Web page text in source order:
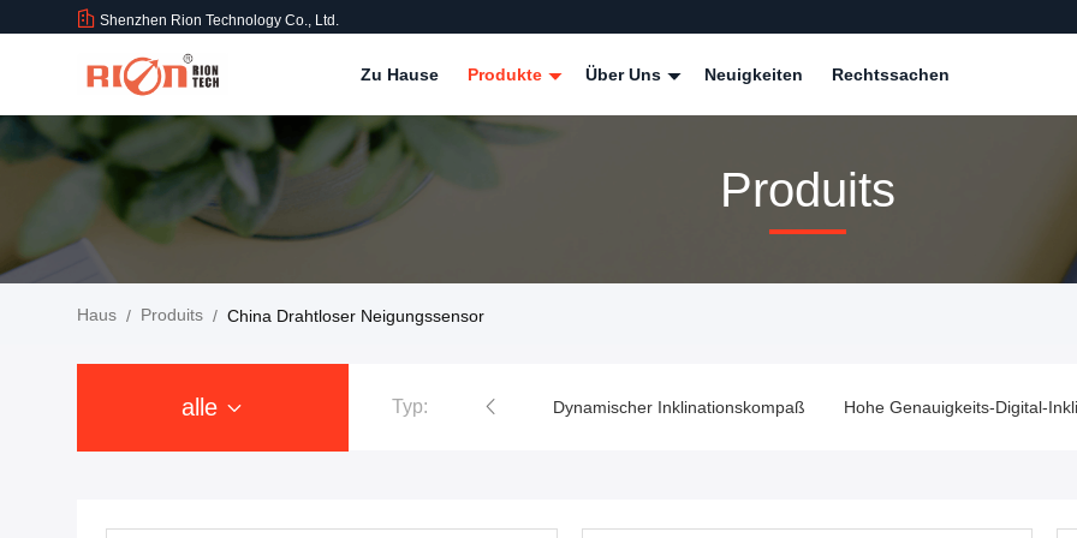
Shenzhen Rion Technology Co., Ltd.
Zu Hause Produkte Über Uns Neuigkeiten Rechtssachen
Produits
Haus / Produits / China Drahtloser Neigungssensor
alle Typ:
Neigungs-Sensor-Inklinationskompaß Dynamischer Inklinationskompaß Hohe Genauigkeits-Digital-